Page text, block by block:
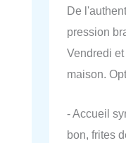
De
pression
Vendredi
maison.
- Accueil
bon, frites